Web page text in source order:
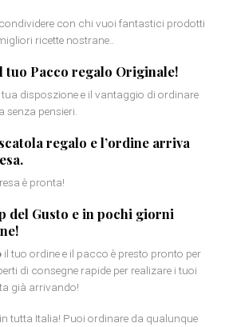
con chi vuoi fantastici prodotti
ricette nostrane..
tuo Pacco regalo Originale!
tua disposzione e il vantaggio di ordinare
senza pensieri.
scatola regalo e l’ordine arriva
è pronta!
del Gusto e in pochi giorni
il tuo ordine e il pacco è presto pronto per
di consegne rapide per realizare i tuoi
già arrivando!
tutta Italia! Puoi ordinare da qualunque